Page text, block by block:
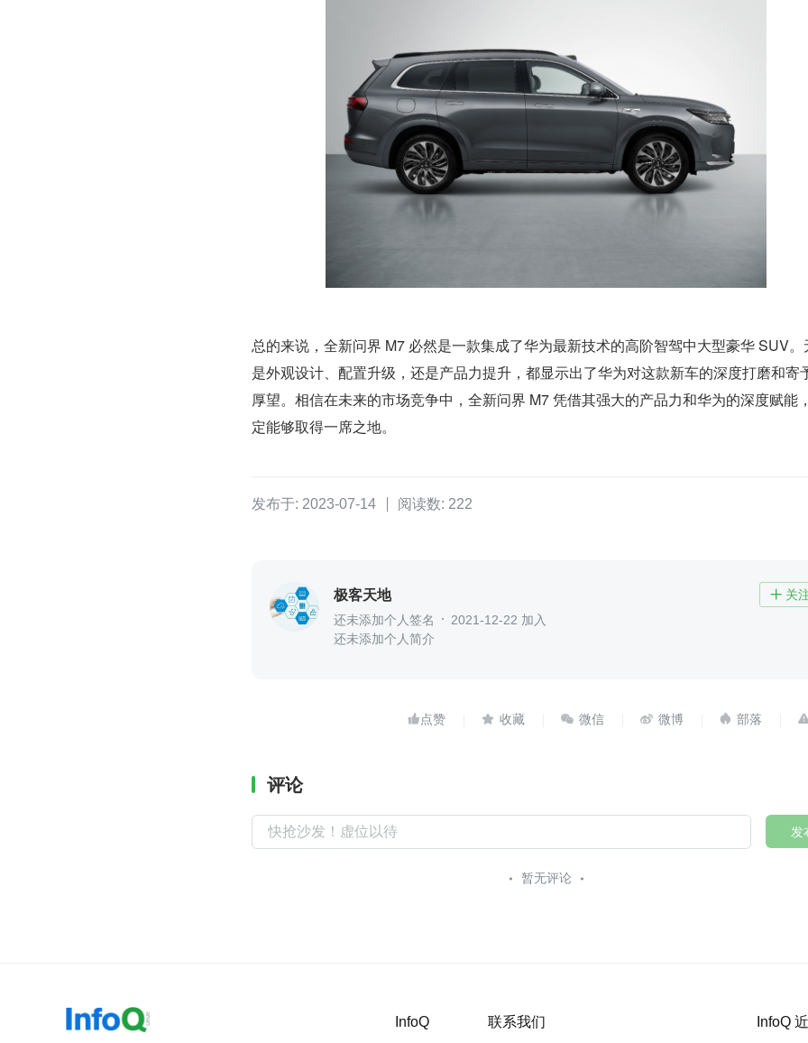
总的来说，全新问界 M7 必然是一款集成了华为最新技术的高阶智驾中大型豪华 SUV。
是外观设计、配置升级，还是产品力提升，都显示出了华为对这款新车的深度打磨和寄
厚望。相信在未来的市场竞争中，全新问界 M7 凭借其强大的产品力和华为的深度赋能
定能够取得一席之地。
发布于: 2023-07-14 阅读数: 222
极客天地  关
还未添加个人签名
2021-12-22 加入
还未添加个人简介
    
评论
发
暂无评论
InfoQ 联系我们 InfoQ